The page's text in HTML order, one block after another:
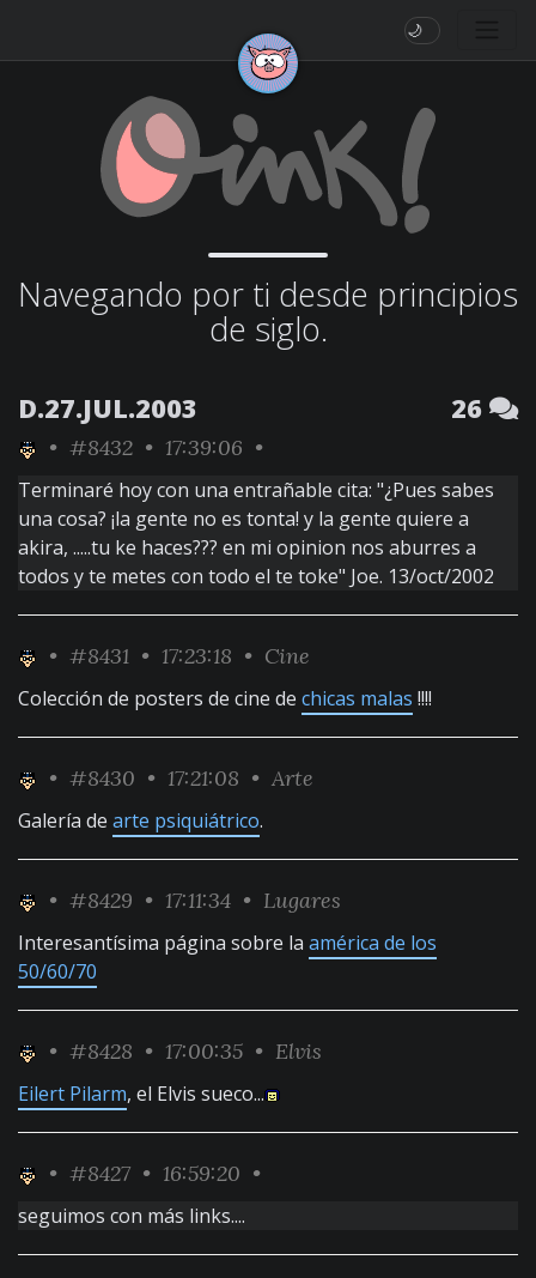
🌙
Navegando por ti desde principios
de siglo.
D.27.JUL.2003 26
• #8432 • 17:39:06 •
Terminaré hoy con una entrañable cita: "¿Pues sabes
una cosa? ¡la gente no es tonta! y la gente quiere a
akira, .....tu ke haces??? en mi opinion nos aburres a
todos y te metes con todo el te toke" Joe. 13/oct/2002
• #8431 • 17:23:18 • Cine
Colección de posters de cine de chicas malas !!!!
• #8430 • 17:21:08 • Arte
Galería de arte psiquiátrico.
• #8429 • 17:11:34 • Lugares
Interesantísima página sobre la américa de los
50/60/70
• #8428 • 17:00:35 • Elvis
Eilert Pilarm, el Elvis sueco...
• #8427 • 16:59:20 •
seguimos con más links....